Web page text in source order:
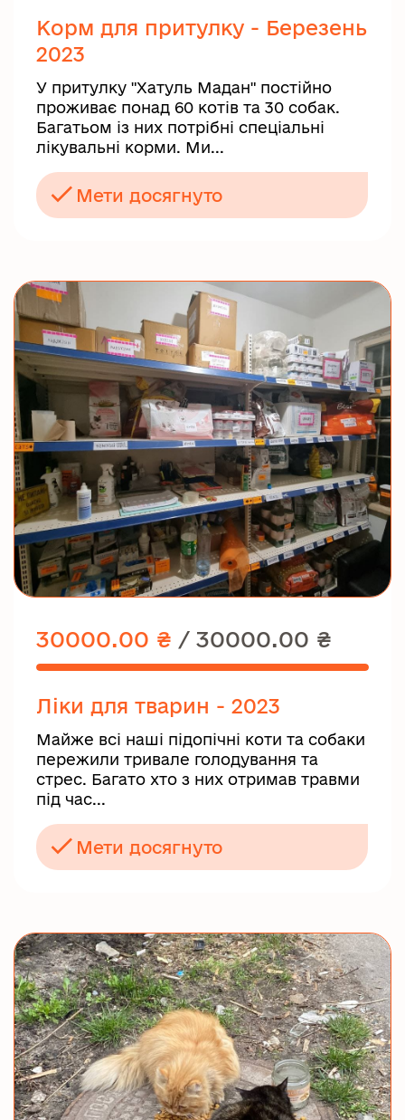
Корм для притулку - Березень
2023
У притулку "Хатуль Мадан" постійно
проживає понад 60 котів та 30 собак.
Багатьом із них потрібні спеціальні
лікувальні корми. Ми...
Мети досягнуто
30000.00 ₴ / 30000.00 ₴
Ліки для тварин - 2023
Майже всі наші підопічні коти та собаки
пережили тривале голодування та
стрес. Багато хто з них отримав травми
під час...
Мети досягнуто